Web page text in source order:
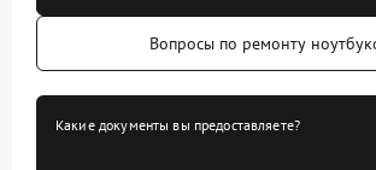
Вопросы по ремонту
Какие документы вы предоставляете?